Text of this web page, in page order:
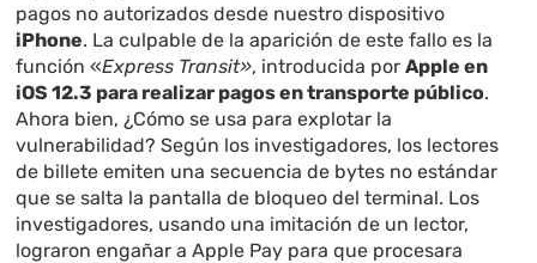
pagos no autorizados desde nuestro dispositivo
iPhone. La culpable de la aparición de este fallo es la
función «Express Transit», introducida porApple en
iOS 12.3 para realizar pagos en transporte público.
Ahora bien, ¿Cómo se usa para explotar la
vulnerabilidad? Según los investigadores, los lectores
de billete emiten una secuencia de bytes no estándar
que se salta la pantalla de bloqueo del terminal. Los
investigadores, usando una imitación de un lector,
lograron engañar a Apple Pay para que procesara